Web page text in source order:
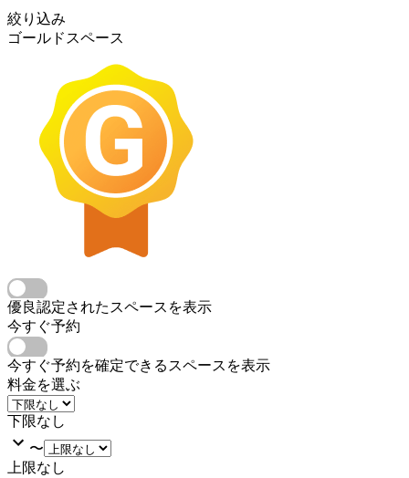
絞り込み
ゴールドスペース
優良認定されたスペースを表示
今すぐ予約
今すぐ予約を確定できるスペースを表示
料金を選ぶ
下限なし
〜
上限なし